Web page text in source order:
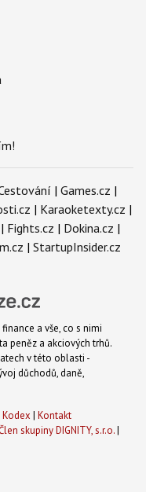
| Games.cz |
| Karaoketexty.cz |
| Fights.cz | Dokina.cz |
| StartupInsider.cz
a vše, co s nimi
peněz a akciových trhů.
v této oblasti -
důchodů, daně,
Kodex | Kontakt
skupiny DIGNITY, s.r.o.|